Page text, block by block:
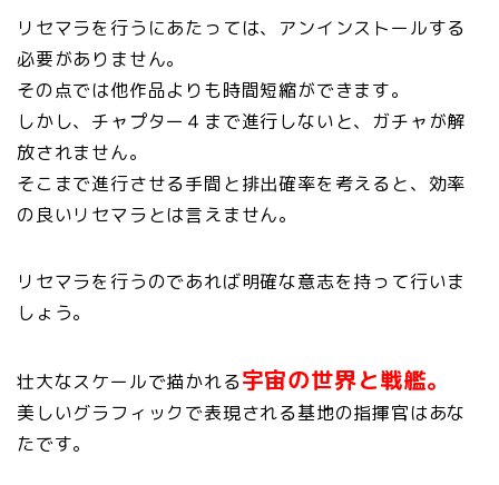
リセマラを行うにあたっては、アンインストールする
必要がありません。
その点では他作品よりも時間短縮ができます。
しかし、チャプター４まで進行しないと、ガチャが解
放されません。
そこまで進行させる手間と排出確率を考えると、効率
の良いリセマラとは言えません。
リセマラを行うのであれば明確な意志を持って行いま
しょう。
壮大なスケールで描かれる宇宙の世界と戦艦。
美しいグラフィックで表現される基地の指揮官はあな
たです。